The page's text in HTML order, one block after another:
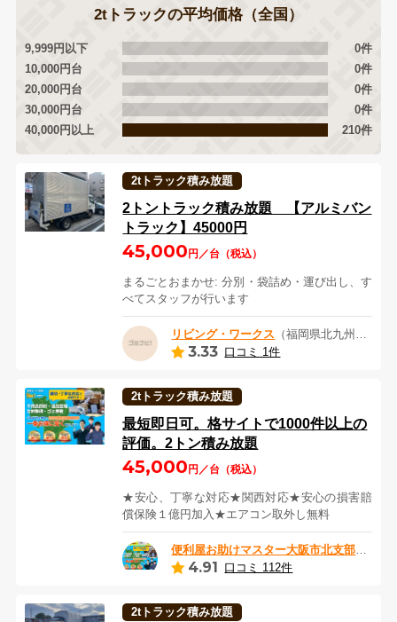
2tトラックの平均価格（全国）
9,999円以下
0件
10,000円台
0件
20,000円台
0件
30,000円台
0件
40,000円以上
210件
2tトラック積み放題
2トントラック積み放題 【アルミバン
トラック】45000円
45,000 円／台（税込）
まるごとおまかせ: 分別・袋詰め・運び出し、す
べてスタッフが行います
リビング・ワークス （福岡県北九州市）
3.33 口コミ 1件
2tトラック積み放題
最短即日可。格サイトで1000件以上の
評価。2トン積み放題
45,000 円／台（税込）
★安心、丁寧な対応★関西対応★安心の損害賠
償保険１億円加入★エアコン取外し無料
4.91 口コミ 112件
2tトラック積み放題